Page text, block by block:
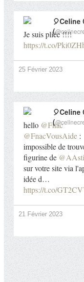
Je suis pliée !!!!
https://t.co/
🎈Celine
(
25 Février 2023
hello @Fnac
@FnacVousAide :
impossible de
figurine de
sur votre site via
idée d…
https://t.co/
🎈Celine
(
21 Février 2023